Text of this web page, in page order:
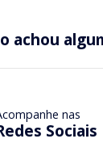
achou
nas
Sociais